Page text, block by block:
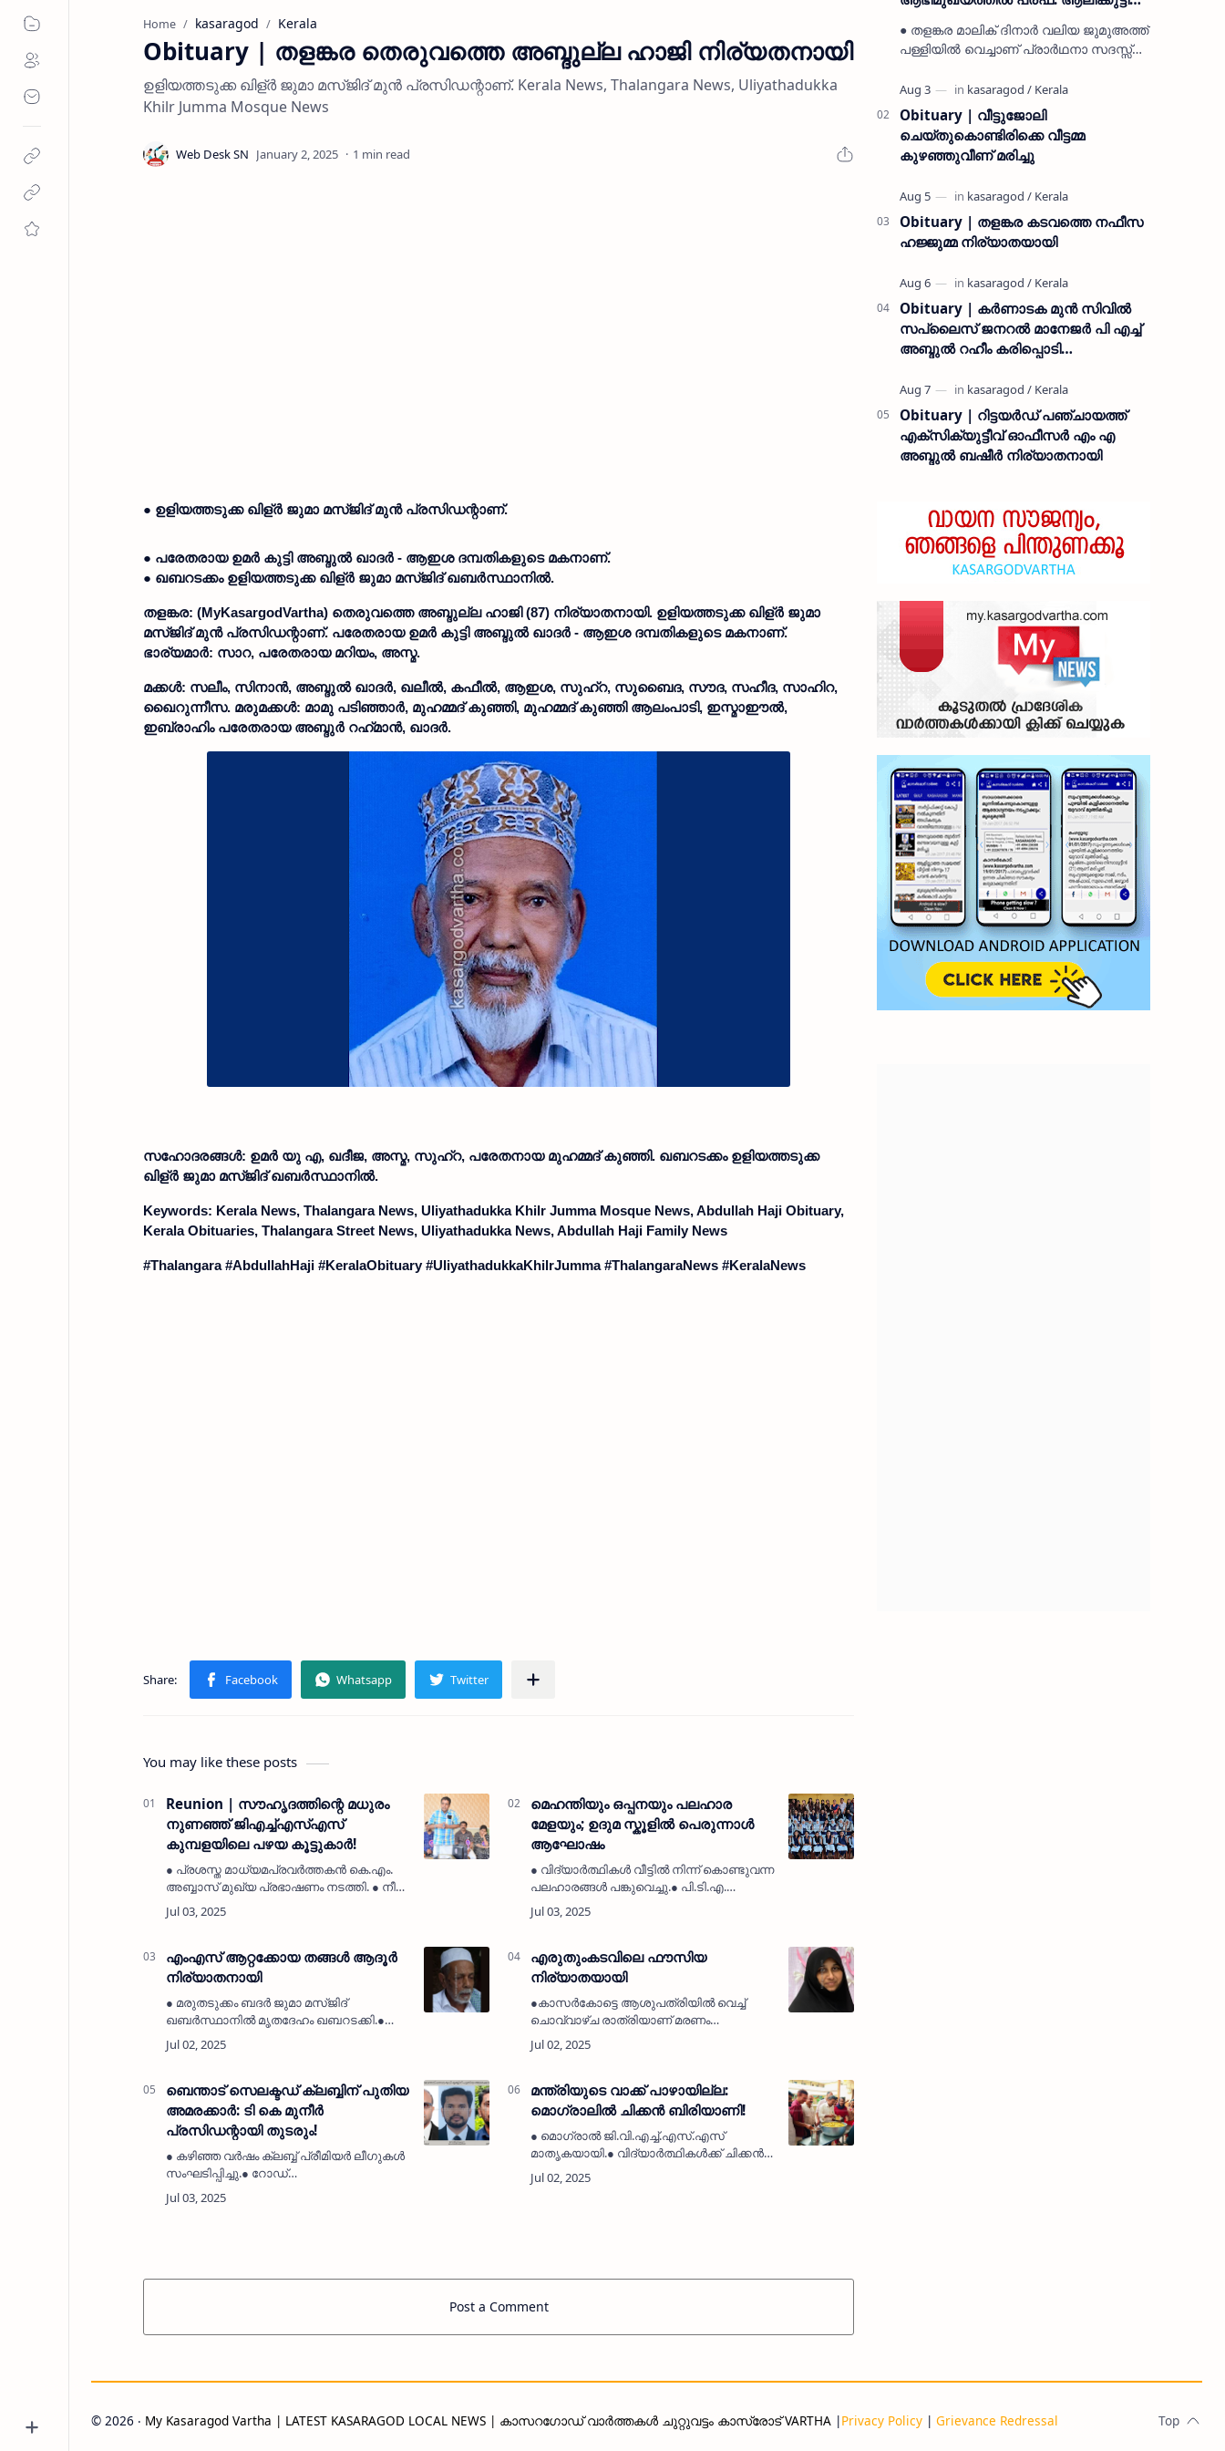
Home kasaragod Kerala
Obituary | തളങ്കര തെരുവത്തെ അബ്ദുല്ല ഹാജി നിര്യതനായി
ഉളിയത്തടുക്ക ഖിള്ർ ജുമാ മസ്ജിദ് മുൻ പ്രസിഡന്റാണ്. Kerala News, Thalangara News, Uliyathadukka
Khilr Jumma Mosque News
1 min read
● ഉളിയത്തടുക്ക ഖിള്ർ ജുമാ മസ്ജിദ് മുൻ പ്രസിഡന്റാണ്.
● പരേതരായ ഉമർ കുട്ടി അബ്ദുൽ ഖാദർ - ആഇശ ദമ്പതികളുടെ മകനാണ്.
● ഖബറടക്കം ഉളിയത്തടുക്ക ഖിള്ർ ജുമാ മസ്ജിദ് ഖബർസ്ഥാനിൽ.
തളങ്കര: (MyKasargodVartha) തെരുവത്തെ അബ്ദുല്ല ഹാജി (87) നിര്യാതനായി. ഉളിയത്തടുക്ക ഖിള്ർ ജുമാ
മസ്ജിദ് മുൻ പ്രസിഡന്റാണ്. പരേതരായ ഉമർ കുട്ടി അബ്ദുൽ ഖാദർ - ആഇശ ദമ്പതികളുടെ മകനാണ്.
ഭാര്യമാർ: സാറ, പരേതരായ മറിയം, അസ്മ.
മക്കൾ: സലീം, സിനാൻ, അബ്ദുൽ ഖാദർ, ഖലീൽ, കഫീൽ, ആഇശ, സുഹ്‌റ, സുബൈദ, സൗദ, സഹീദ, സാഹിറ,
ഖൈറുന്നീസ. മരുമക്കൾ: മാമു പടിഞ്ഞാർ, മുഹമ്മദ് കുഞ്ഞി, മുഹമ്മദ് കുഞ്ഞി ആലംപാടി, ഇസ്മാഈൽ,
ഇബ്രാഹിം പരേതരായ അബ്ദുർ റഹ്‌മാൻ, ഖാദർ.
സഹോദരങ്ങൾ: ഉമർ യു എ, ഖദീജ, അസ്മ, സുഹ്റ, പരേതനായ മുഹമ്മദ് കുഞ്ഞി. ഖബറടക്കം ഉളിയത്തടുക്ക
ഖിള്ർ ജുമാ മസ്ജിദ് ഖബർസ്ഥാനിൽ.
Keywords: Kerala News, Thalangara News, Uliyathadukka Khilr Jumma Mosque News, Abdullah Haji Obituary,
Kerala Obituaries, Thalangara Street News, Uliyathadukka News, Abdullah Haji Family News
#Thalangara #AbdullahHaji #KeralaObituary #UliyathadukkaKhilrJumma #ThalangaraNews #KeralaNews
You may like these posts
Reunion | സൗഹൃദത്തിന്റെ മധുരം
നുണഞ്ഞ് ജിഎച്ച്എസ്എസ്
കുമ്പളയിലെ പഴയ കൂട്ടുകാർ!
● പ്രശസ്ത മാധ്യമപ്രവർത്തകൻ കെ.എം.
അബ്ബാസ് മുഖ്യ പ്രഭാഷണം നടത്തി. ● നീറ്റ്
പരീക്ഷയിൽ ഉന്നത വിജയം നേടിയ അഫ്രാ
ആരിഫ കുന്നിലിനെ ചടങ്ങിൽ അനുമോദിച്ചു.
ശ്രദ്ധേയനായ…
മെഹന്തിയും ഒപ്പനയും പലഹാര
മേളയും; ഉദുമ സ്കൂളിൽ പെരുന്നാൾ
ആഘോഷം
● വിദ്യാർത്ഥികൾ വീട്ടിൽ നിന്ന് കൊണ്ടുവന്ന
പലഹാരങ്ങൾ പങ്കുവെച്ചു.● പി.ടി.എ.
പ്രസിഡന്റ് കെ.വി. രഘുനാഥൻ ഉദ്ഘാടനം
ചെയ്തു.● അധ്യാപകരും വിദ്യാർത്ഥികളും
എംഎസ് ആറ്റക്കോയ തങ്ങൾ ആദൂർ
നിര്യാതനായി
● മരുതടുക്കം ബദർ ജുമാ മസ്ജിദ്
ഖബർസ്ഥാനിൽ മൃതദേഹം ഖബറടക്കി.●
ആത്മീയ-സാമൂഹിക മേഖലയിൽ
ബാഹുമാന്യനായ വ്യക്തി● ശിറിയ
സ്ഥാപകന്റെ ഭാര്യാപിതാവാണ്.മരുതടുക്കം:
…
എരുതുംകടവിലെ ഫൗസിയ
നിര്യാതയായി
●കാസർകോട്ടെ ആശുപത്രിയിൽ വെച്ച്
ചൊവ്വാഴ്ച രാത്രിയാണ് മരണം
സംഭവിച്ചത്.●കുറച്ചുകാലമായി വയറ്റിലെ
അസുഖത്തെ തുടർന്ന്
ചൊവ്വാഴ്ച ളുഹർ നമസ്കാരത്തിന് ശേഷം
എരുതു…
ബെന്താട് സെലക്ടഡ് ക്ലബ്ബിന് പുതിയ
അമരക്കാർ: ടി കെ മുനീർ
പ്രസിഡന്റായി തുടരും!
● കഴിഞ്ഞ വർഷം ക്ലബ്ബ് പ്രീമിയർ ലീഗുകൾ
സംഘടിപ്പിച്ചു.● റോഡ്
കോൺക്രീറ്റിംഗിനായി ലക്ഷങ്ങൾ
സമാഹരിച്ചു നൽകി.● ജീവകാരുണ്യ
മന്ത്രിയുടെ വാക്ക് പാഴായില്ല:
മൊഗ്രാലിൽ ചിക്കൻ ബിരിയാണി!
● മൊഗ്രാൽ ജി.വി.എച്ച്.എസ്.എസ്
മാതൃകയായി.● വിദ്യാർത്ഥികൾക്ക് ചിക്കൻ
ബിരിയാണിയും സാലഡും നൽകി.● പി.ടി.എ.
അധ്യാപകരുടെ കൂട്ടായ ശ്രമം.● ഉദ്യമം
Post a Comment
മുസ്ലിയാർ അനുസ്മരണം നടത്തി
● തളങ്കര മാലിക് ദിനാർ വലിയ ജുമുഅത്ത്
പള്ളിയിൽ വെച്ചാണ് പ്രാർഥനാ സദസ്സ്
ഉമർ മുസ്ലിയാർ പരിപാടിക്ക് നേതൃത്വം
നൽകി കാസ…
Obituary | വീട്ടുജോലി
ചെയ്തുകൊണ്ടിരിക്കെ വീട്ടമ്മ
കുഴഞ്ഞുവീണ് മരിച്ചു
Obituary | തളങ്കര കടവത്തെ നഫീസ
ഹജ്ജുമ്മ നിര്യാതയായി
Obituary | കർണാടക മുൻ സിവില്‍
സപ്ലൈസ് ജനറൽ മാനേജർ പി എച്ച്
അബ്ദുൽ റഹീം കരിപ്പൊടി
Obituary | റിട്ടയർഡ് പഞ്ചായത്ത്
എക്സിക്യുട്ടീവ് ഓഫീസർ എം എ
അബ്ദുൽ ബഷീർ നിര്യാതനായി
© 2026 ‧ My Kasaragod Vartha | LATEST KASARAGOD LOCAL NEWS | കാസറഗോഡ് വാർത്തകൾ ചുറ്റുവട്ടം കാസ്രോട് VARTHA |Privacy Policy | Grievance Redressal